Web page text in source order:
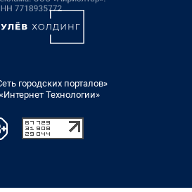
городских порталов»
Технологии»